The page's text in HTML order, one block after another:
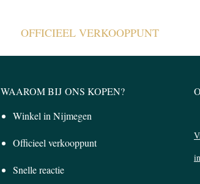
OFFICIEEL VERKOOPPUNT
WAAROM BIJ ONS KOPEN?
Winkel in Nijmegen
Officieel verkooppunt
Snelle reactie